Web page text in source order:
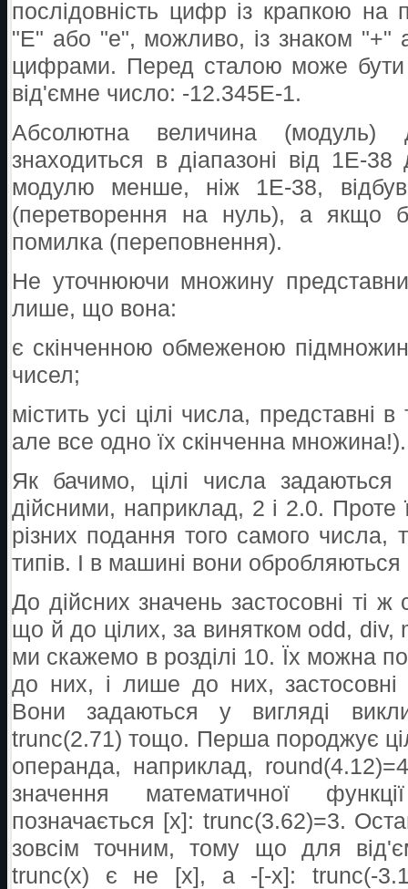
послідовність цифр із крапкою на
"E" або "e", можливо, із знаком "+"
цифрами. Перед сталою може бути
від'ємне число: -12.345E-1.
Абсолютна величина (модуль)
знаходиться в діапазоні від 1Е-
модулю менше, ніж 1Е-38,
(перетворення на нуль), а якщо
помилка (переповнення).
Не уточнюючи множину
лише, що вона:
є скінченною обмеженою
чисел;
містить усі цілі числа, представні
але все одно їх скінченна множина!).
Як бачимо, цілі числа
дійсними, наприклад, 2 і 2.0. Проте
різних подання того самого числа,
типів. І в машині вони обробляються
До дійсних значень застосовні ті ж
що й до цілих, за винятком odd, div,
ми скажемо в розділі 10. Їх можна
до них, і лише до них, застосовні
Вони задаються у вигляді
trunc(2.71) тощо. Перша породжує
операнда, наприклад,
значення математичної
позначається [x]: trunc(3.62)=3.
зовсім точним, тому що для
trunc(x) є не [x], а -[-x]: trunc(-